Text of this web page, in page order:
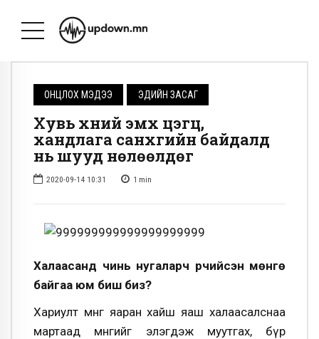
ОНЦЛОХ МЭДЭЭ ЭДИЙН ЗАСАГ
Хувь хүний эмх цэгц,
хандлага санхүүгийн байдалд
нь шууд нөлөөлдөг
2020-09-14 10:31 1 min
Халаасанд чинь нугаларч үрчийсэн мөнгө
байгаа юм биш биз?
Хариулт мөнгөө яаран хайш яаш халаасалснаа
мартаад мөнгийг элэгдэж муутгах, бүр